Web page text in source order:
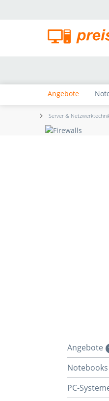
Angebote
Server &
Angebote
Notebooks
PC-